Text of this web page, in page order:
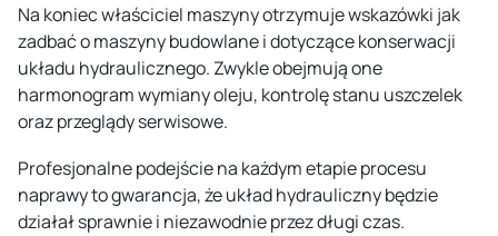
Na koniec właściciel maszyny otrzymuje wskazówki jak
zadbać o maszyny budowlane i dotyczące konserwacji
układu hydraulicznego. Zwykle obejmują one
harmonogram wymiany oleju, kontrolę stanu uszczelek
oraz przeglądy serwisowe.
Profesjonalne podejście na każdym etapie procesu
naprawy to gwarancja, że układ hydrauliczny będzie
działał sprawnie i niezawodnie przez długi czas.